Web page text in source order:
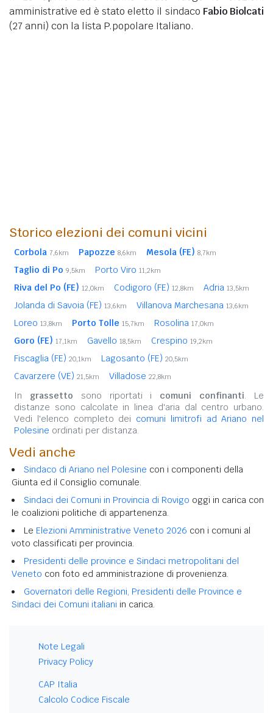
amministrative ed è stato eletto il sindaco Fabio Biolcati
(27 anni) con la lista P.popolare Italiano.
Storico elezioni dei comuni vicini
Corbola 7,6km Papozze 8,6km Mesola (FE) 8,7km
Taglio di Po 9,5km Porto Viro 11,2km
Riva del Po (FE) 12,0km Codigoro (FE) 12,8km Adria 13,5km
Jolanda di Savoia (FE) 13,6km Villanova Marchesana 13,6km
Loreo 13,8km Porto Tolle 15,7km Rosolina 17,0km
Goro (FE) 17,1km Gavello 18,5km Crespino 19,2km
Fiscaglia (FE) 20,1km Lagosanto (FE) 20,5km
Cavarzere (VE) 21,5km Villadose 22,8km
In grassetto sono riportati i comuni confinanti. Le
distanze sono calcolate in linea d'aria dal centro urbano.
Vedi l'elenco completo dei comuni limitrofi ad Ariano nel
Polesine ordinati per distanza.
Vedi anche
Sindaco di Ariano nel Polesine con i componenti della
Giunta ed il Consiglio comunale.
Sindaci dei Comuni in Provincia di Rovigo oggi in carica con
le coalizioni politiche di appartenenza.
Le Elezioni Amministrative Veneto 2026 con i comuni al
voto classificati per provincia.
Presidenti delle province e Sindaci metropolitani del
Veneto con foto ed amministrazione di provenienza.
Governatori delle Regioni, Presidenti delle Province e
Sindaci dei Comuni italiani in carica.
Note Legali
Privacy Policy
CAP Italia
Calcolo Codice Fiscale